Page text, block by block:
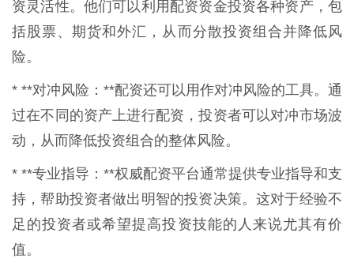
资灵活性。他们可以利用配资资金投资各种资产，包
括股票、期货和外汇，从而分散投资组合并降低风
险。
* **对冲风险：**配资还可以用作对冲风险的工具。通
过在不同的资产上进行配资，投资者可以对冲市场波
动，从而降低投资组合的整体风险。
* **专业指导：**权威配资平台通常提供专业指导和支
持，帮助投资者做出明智的投资决策。这对于经验不
足的投资者或希望提高投资技能的人来说尤其有价
值。